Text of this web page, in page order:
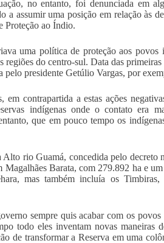
no entanto, foi denunciada em
assumir uma posição em relação às
Proteção ao Índio.
uma política de proteção aos povos
do centro-sul. Data das
presidente Getúlio Vargas, por
contrapartida a estas ações
indígenas onde o contato era
que em pouco tempo os
rio Guamá, concedida pelo decreto
Barata, com 279.892 ha e
mas também incluía os
sempre quis acabar com os
todo eles inventam novas maneiras
de transformar a Reserva em uma